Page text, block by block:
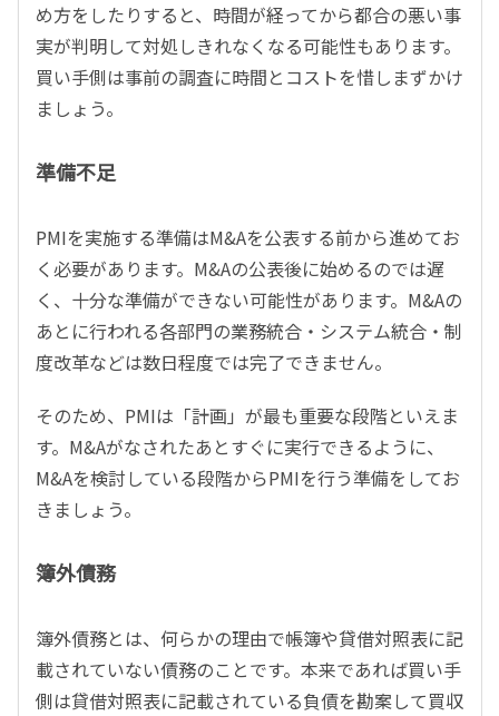
め方をしたりすると、時間が経ってから都合の悪い事
実が判明して対処しきれなくなる可能性もあります。
買い手側は事前の調査に時間とコストを惜しまずかけ
ましょう。
準備不足
PMIを実施する準備はM&Aを公表する前から進めてお
く必要があります。M&Aの公表後に始めるのでは遅
く、十分な準備ができない可能性があります。M&Aの
あとに行われる各部門の業務統合・システム統合・制
度改革などは数日程度では完了できません。
そのため、PMIは「計画」が最も重要な段階といえま
す。M&Aがなされたあとすぐに実行できるように、
M&Aを検討している段階からPMIを行う準備をしてお
きましょう。
簿外債務
簿外債務とは、何らかの理由で帳簿や貸借対照表に記
載されていない債務のことです。本来であれば買い手
側は貸借対照表に記載されている負債を勘案して買収